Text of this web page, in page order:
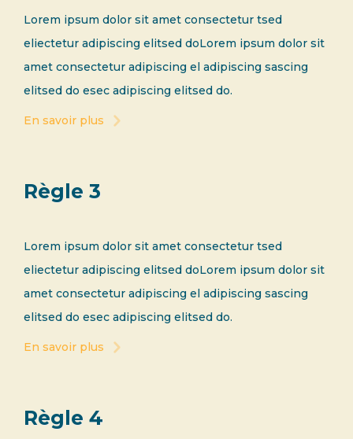
Lorem ipsum dolor sit amet consectetur tsed
eliectetur adipiscing elitsed doLorem ipsum dolor sit
amet consectetur adipiscing el adipiscing sascing
elitsed do esec adipiscing elitsed do.
En savoir plus
Règle 3
Lorem ipsum dolor sit amet consectetur tsed
eliectetur adipiscing elitsed doLorem ipsum dolor sit
amet consectetur adipiscing el adipiscing sascing
elitsed do esec adipiscing elitsed do.
En savoir plus
Règle 4